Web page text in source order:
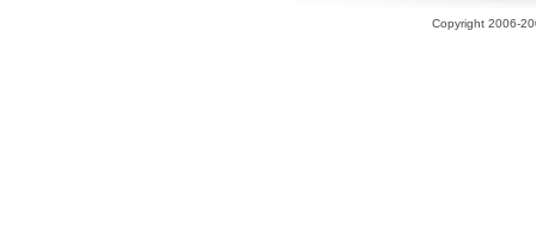
Copyright 2006-